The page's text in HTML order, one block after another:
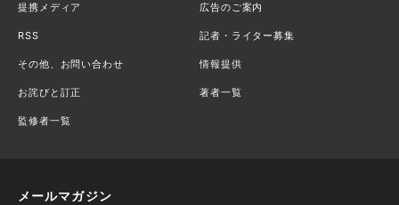
提携メディア 広告のご案内
RSS 記者・ライター募集
その他、お問い合わせ 情報提供
お詫びと訂正 著者一覧
監修者一覧
メールマガジン